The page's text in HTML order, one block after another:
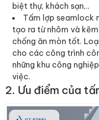
biệt thự, khách sạn,..
Tấm lợp seamlock
tạo ra từ nhôm và
chống ăn mòn tốt.
cho các công trình
những khu công
việc.
2. Ưu điểm của